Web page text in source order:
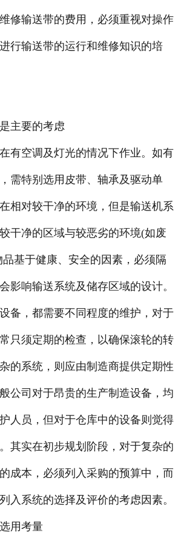
修输送带的费用，必须重视对操作
行输送带的运行和维修知识的培
主要的考虑
有空调及灯光的情况下作业。如有
需特别选用皮带、轴承及驱动单
相对较干净的环境，但是输送机系
干净的区域与较恶劣的环境(如废
基于健康、安全的因素，必须隔
影响输送系统及储存区域的设计。
备，都需要不同程度的维护，对于
只须定期的检查，以确保滚轮的转
的系统，则应由制造商提供定期性
公司对于昂贵的生产制造设备，均
人员，但对于仓库中的设备则觉得
其实在初步规划阶段，对于复杂的
成本，必须列入采购的预算中，而
入系统的选择及评价的考虑因素。
用考量